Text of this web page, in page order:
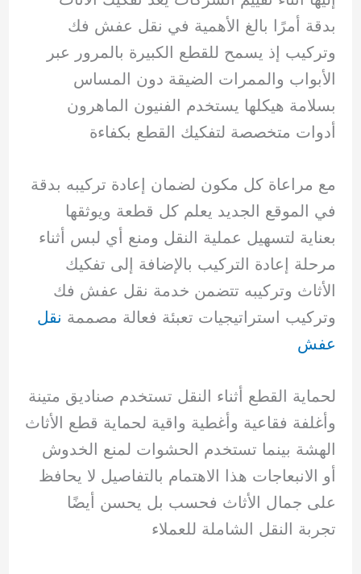
بدقة أمرًا بالغ الأهمية في نقل عفش فك
وتركيب إذ يسمح للقطع الكبيرة بالمرور عبر
الأبواب والممرات الضيقة دون المساس
بسلامة هيكلها يستخدم الفنيون الماهرون
أدوات متخصصة لتفكيك القطع بكفاءة
مع مراعاة كل مكون لضمان إعادة تركيبه بدقة
في الموقع الجديد يعلم كل قطعة ويوثقها
بعناية لتسهيل عملية النقل ومنع أي لبس أثناء
مرحلة إعادة التركيب بالإضافة إلى تفكيك
الأثاث وتركيبه تتضمن خدمة نقل عفش فك
وتركيب استراتيجيات تعبئة فعالة مصممة نقل
عفش
لحماية القطع أثناء النقل تستخدم صناديق متينة
وأغلفة فقاعية وأغطية واقية لحماية قطع الأثاث
الهشة بينما تستخدم الحشوات لمنع الخدوش
أو الانبعاجات هذا الاهتمام بالتفاصيل لا يحافظ
على جمال الأثاث فحسب بل يحسن أيضًا
تجربة النقل الشاملة للعملاء